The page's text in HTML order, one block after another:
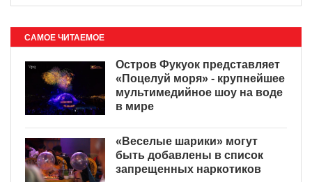
САМОЕ ЧИТАЕМОЕ
Остров Фукуок представляет
«Поцелуй моря» - крупнейшее
мультимедийное шоу на воде
в мире
«Веселые шарики» могут
быть добавлены в список
запрещенных наркотиков